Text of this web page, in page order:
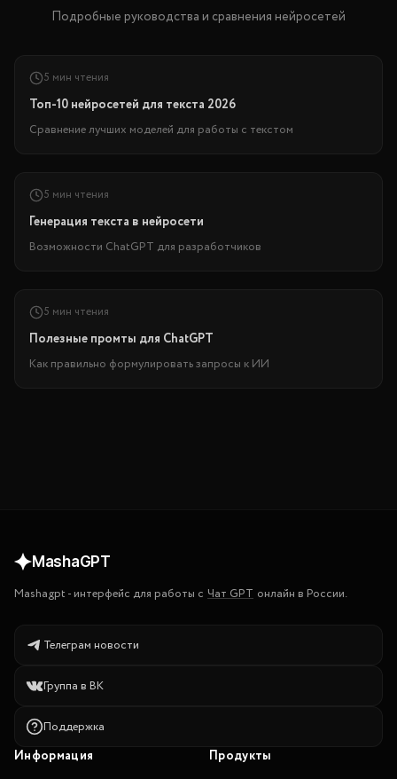
Подробные руководства и сравнения нейросетей
5 мин чтения
Топ-10 нейросетей для текста 2026
Сравнение лучших моделей для работы с текстом
5 мин чтения
Генерация текста в нейросети
Возможности ChatGPT для разработчиков
5 мин чтения
Полезные промты для ChatGPT
Как правильно формулировать запросы к ИИ
MashaGPT
Mashagpt - интерфейс для работы с Чат GPT онлайн в России.
Телеграм новости
Группа в ВК
Поддержка
Информация Продукты